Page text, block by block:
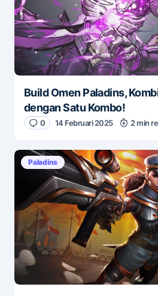
Build Omen Paladins,
dengan Satu Kombo!
0 14 Februari 2025 2 min
Paladins